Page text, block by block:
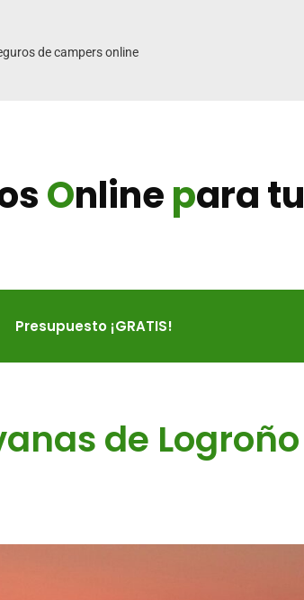
de campers online
Onlinepara tu
Presupuesto ¡GRATIS!
de Logroño